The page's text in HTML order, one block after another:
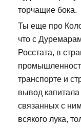
торчащие бока.
Ты еще про
что с
Росстата, в
транспорте и
вывод
связанных с
всякого лука,